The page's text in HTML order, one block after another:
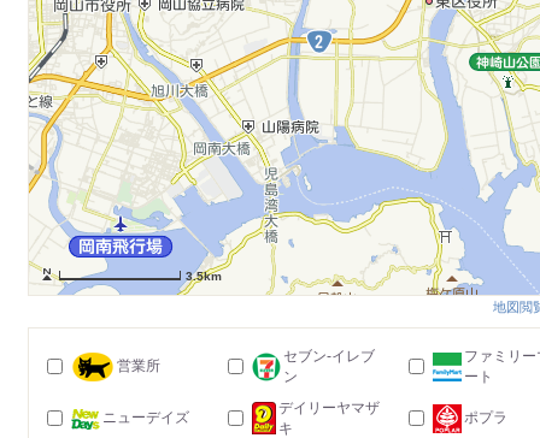
3.5km
地図閲
営業所
セブン-イレブ
ン
ファミリー
ート
ニューデイズ
デイリーヤマザ
キ
ポプラ